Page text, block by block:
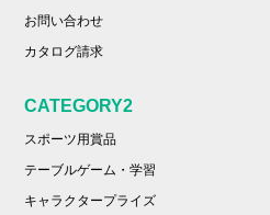
お問い合わせ
カタログ請求
CATEGORY2
スポーツ用賞品
テーブルゲーム・学習
キャラクタープライズ